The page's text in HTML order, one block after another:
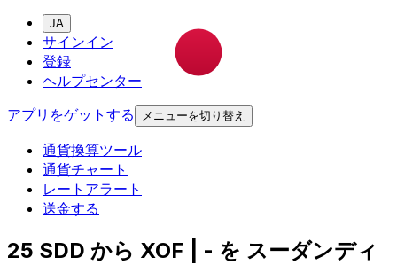
JA
サインイン
登録
ヘルプセンター
アプリをゲットする
メニューを切り替え
通貨換算ツール
通貨チャート
レートアラート
送金する
25 SDD から XOF | - を スーダンディ